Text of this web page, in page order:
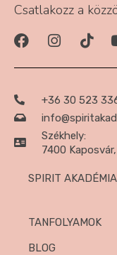
Csatlakozz a
+36 30 523
Székhely:
7400
SPIRIT
TANFOLYAMOK
BLOG